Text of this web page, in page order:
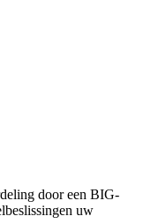
door een BIG-
uw